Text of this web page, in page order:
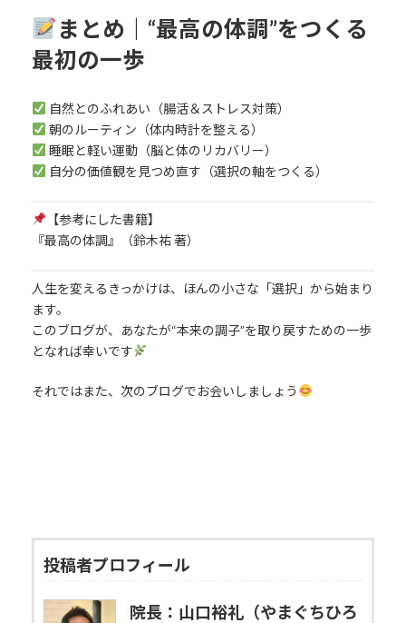
まとめ｜“最高の体調”をつくる
最初の一歩
自然とのふれあい（腸活＆ストレス対策）
朝のルーティン（体内時計を整える）
睡眠と軽い運動（脳と体のリカバリー）
自分の価値観を見つめ直す（選択の軸をつくる）
【参考にした書籍】
『最高の体調』（鈴木祐 著）
人生を変えるきっかけは、ほんの小さな「選択」から始まり
ます。
このブログが、あなたが“本来の調子”を取り戻すための一歩
となれば幸いです
それではまた、次のブログでお会いしましょう
投稿者プロフィール
院長：山口裕礼（やまぐちひろ